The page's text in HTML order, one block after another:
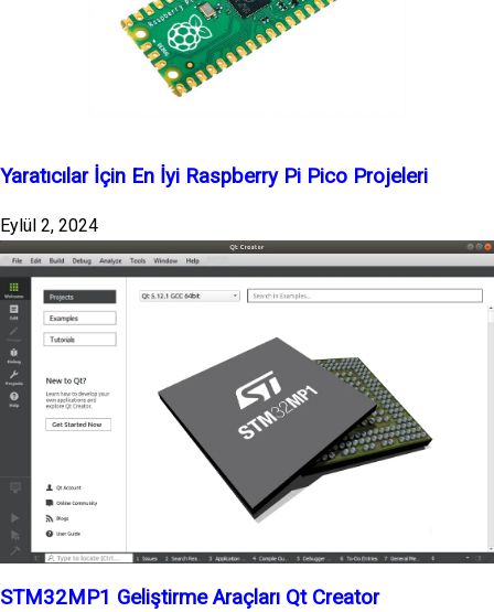
Yaratıcılar İçin En İyi Raspberry Pi Pico Projeleri
Eylül 2, 2024
STM32MP1 Geliştirme Araçları Qt Creator